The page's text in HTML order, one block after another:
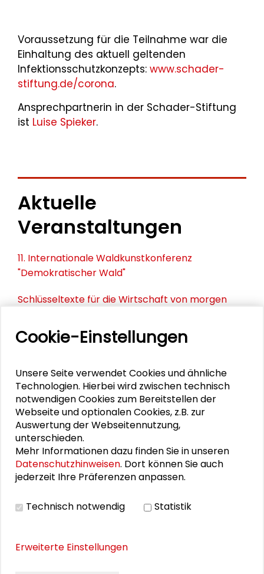
Voraussetzung für die Teilnahme war die
Einhaltung des aktuell geltenden
Infektionsschutzkonzepts: www.schader-
stiftung.de/corona.
Ansprechpartnerin in der Schader-Stiftung
ist Luise Spieker.
Aktuelle
Veranstaltungen
11. Internationale Waldkunstkonferenz
"Demokratischer Wald"
Schlüsseltexte für die Wirtschaft von morgen
Dialog
Schader-Festival 2026
25. Runder Tisch Wissenschaftsstadt Darmstadt
PERSONEN IM KONTEXT
Michèle Knodt
Claudia Wiesner
Cookie-Einstellungen
Unsere Seite verwendet Cookies und ähnliche
Technologien. Hierbei wird zwischen technisch
notwendigen Cookies zum Bereitstellen der
Webseite und optionalen Cookies, z.B. zur
Auswertung der Webseitennutzung,
unterschieden.
Mehr Informationen dazu finden Sie in unseren
Datenschutzhinweisen. Dort können Sie auch
jederzeit Ihre Präferenzen anpassen.
Technisch notwendig Statistik
Erweiterte Einstellungen